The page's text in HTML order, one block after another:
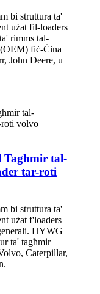
bi struttura ta'
użat fil-loaders
rimms tal-
fiċ-Ċina
John Deere, u
Tagħmir tal-
tar-roti
bi struttura ta'
użat f'loaders
HYWG
ta' tagħmir
Caterpillar,